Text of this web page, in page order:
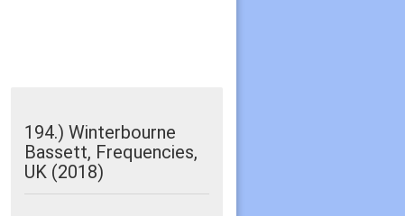
194.) Winterbourne
Bassett, Frequencies,
UK (2018)